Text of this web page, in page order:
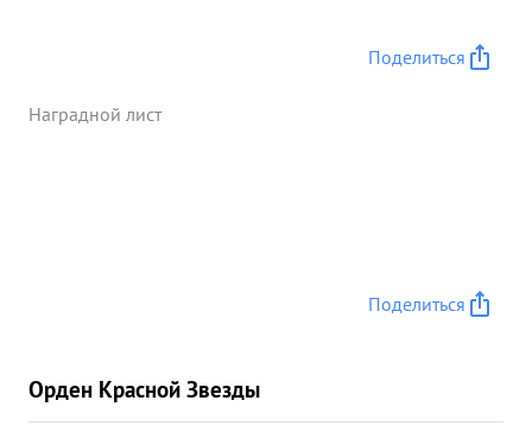
Поделиться
Наградной лист
Поделиться
Орден Красной Звезды